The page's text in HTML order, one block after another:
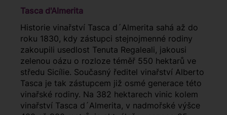
Tasca d'Almerita
Historie vinařství Tasca d´Almerita sahá až do
roku 1830, kdy zástupci stejnojmenné rodiny
zakoupili usedlost Tenuta Regaleali, jakousi
zelenou oázu o rozloze téměř 550 hektarů ve
středu Sicílie. Současný ředitel vinařství Alberto
Tasca je tak zástupcem již osmé generace této
vinařské rodiny. Na 382 hektarech vinic kolem
vinařství Tasca d´Almerita, v nadmořské výšce